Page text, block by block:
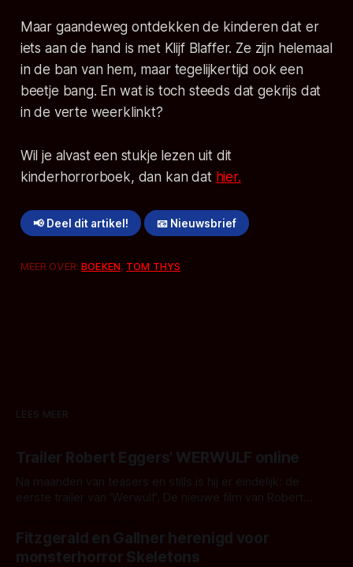
Maar gaandeweg ontdekken de kinderen dat er
iets aan de hand is met Klijf Blaffer. Ze zijn helemaal
in de ban van hem, maar tegelijkertijd ook een
beetje bang. En wat is toch steeds dat gekrijs dat
in de verte weerklinkt?
Wil je alvast een stukje lezen uit dit
kinderhorrorboek, dan kan dat hier.
📢 Deel dit artikel! 📧 Nieuwsbrief
MEER OVER:BOEKEN, TOM THYS
LEES MEER
Trailer Robert Eggers' WERWULF online
Na maanden van teasers en stills is hij er eindelijk: de
eerste trailer van 'Werwulf'. De nieuwe film van Robert
kille stijl vol folklore en mythe. Het topic deze keer is (kon
het het al raden?)... de weerwolf. Kijk je mee?
Fitzgerald en Gallner herenigd voor
monsterhorror Skeletons